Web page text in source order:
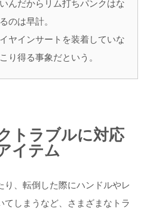
んだからリム打ちパンクはな
のは早計。
ヤインサートを装着していな
り得る事象だという。
トラブルに対応
イテム
、転倒した際にハンドルやレ
しまうなど、さまざまなトラ